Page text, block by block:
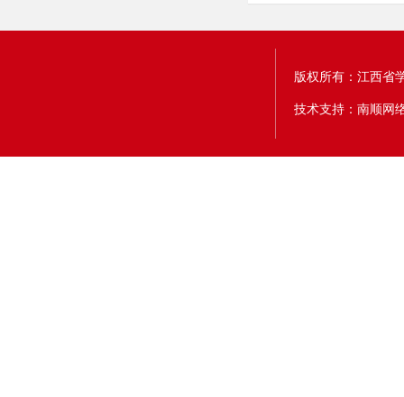
版权所有：江西省
技术支持：南顺网